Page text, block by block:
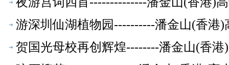
游深圳仙湖植物园----------潘金山(香港
贺国光母校再创辉煌--------潘金山(香